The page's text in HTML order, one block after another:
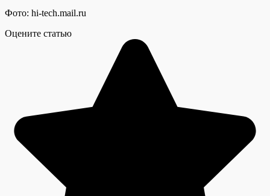
Фото: hi-tech.mail.ru
Оцените статью